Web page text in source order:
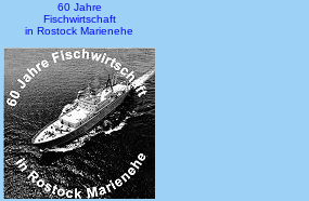
60 Jahre
Fischwirtschaft
in Rostock Marienehe